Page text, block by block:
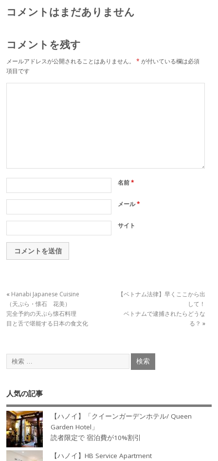
コメントはまだありません
コメントを残す
メールアドレスが公開されることはありません。 * が付いている欄は必須
項目です
名前*
メール*
サイト
« Hanabi Japanese Cuisine
（天ぷら・懐石 花美）
完全予約の天ぷら懐石料理
目と舌で堪能する日本の食文化
【ベトナム法律】早くここから出
して！
ベトナムで逮捕されたらどうな
る？ »
人気の記事
【ハノイ】「クイーンガーデンホテル/ Queen
Garden Hotel」
読者限定で 宿泊費が10%割引
【ハノイ】HB Service Apartment